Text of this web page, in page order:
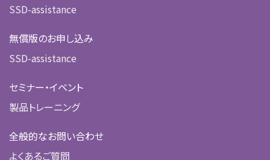
SSD-assistance
無償版のお申し込み
SSD-assistance
セミナー・イベント
製品トレーニング
全般的なお問い合わせ
よくあるご質問